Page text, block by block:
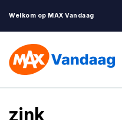
Welkom op MAX Vandaag